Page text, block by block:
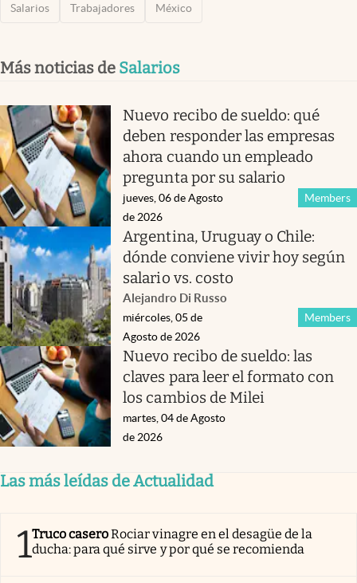
Salarios Trabajadores México
Más noticias de Salarios
Nuevo recibo de sueldo: qué
deben responder las empresas
ahora cuando un empleado
pregunta por su salario
Members
jueves, 06 de Agosto
de 2026
Argentina, Uruguay o Chile:
dónde conviene vivir hoy según
salario vs. costo
Alejandro Di Russo
Members
miércoles, 05 de
Agosto de 2026
Nuevo recibo de sueldo: las
claves para leer el formato con
los cambios de Milei
martes, 04 de Agosto
de 2026
Las más leídas de Actualidad
1Truco caseroRociar vinagre en el desagüe de la
ducha: para qué sirve y por qué se recomienda